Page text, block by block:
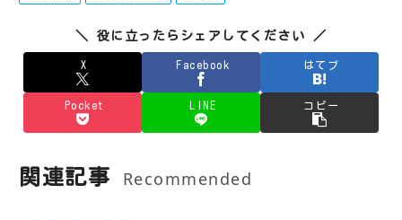
＼ 役に立ったらシェアしてください ／
X Facebook はてブ
Pocket LINE コピー
関連記事 Recommended